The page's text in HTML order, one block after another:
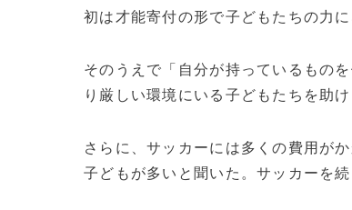
初は才能寄付の形で子どもたちの力
そのうえで「自分が持っているもの
り厳しい環境にいる子どもたちを助
さらに、サッカーには多くの費用が
子どもが多いと聞いた。サッカーを